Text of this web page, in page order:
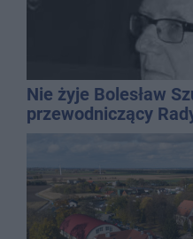
Nie żyje Bolesław
przewodniczący
dyrektor SP 14